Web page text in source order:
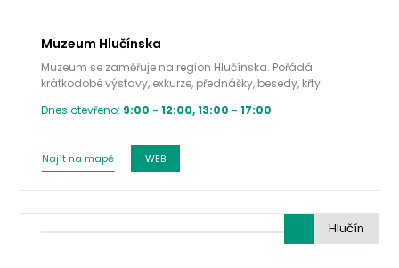
Muzeum Hlučínska
Muzeum se zaměřuje na region Hlučínska. Pořádá
krátkodobé výstavy, exkurze, přednášky, besedy, křty
Dnes otevřeno: 9:00 - 12:00, 13:00 - 17:00
Najít na mapě WEB
Hlučín